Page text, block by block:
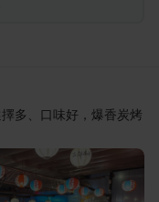
多、口味好，爆香炭烤